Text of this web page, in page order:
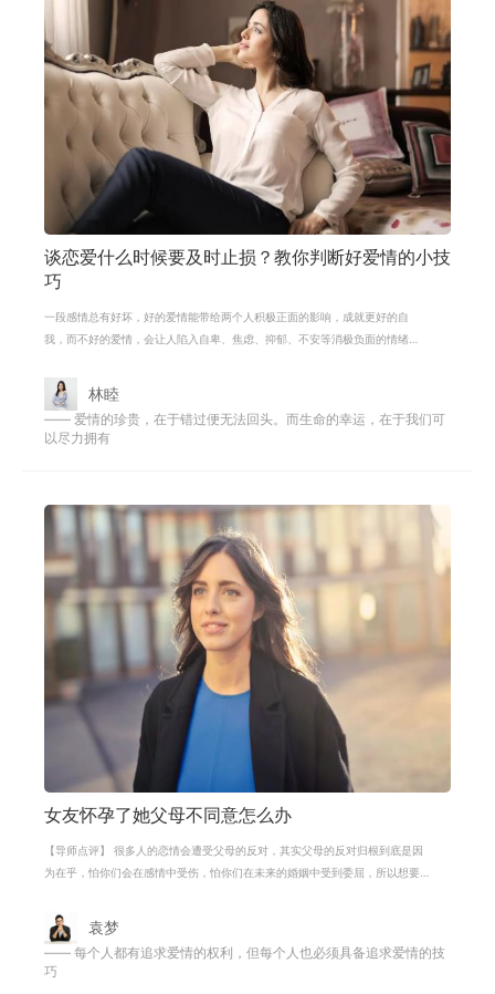
谈恋爱什么时候要及时止损？教你判断好爱情的小技
巧
一段感情总有好坏，好的爱情能带给两个人积极正面的影响，成就更好的自
我，而不好的爱情，会让人陷入自卑、焦虑、抑郁、不安等消极负面的情绪
林睦
—— 爱情的珍贵，在于错过便无法回头。而生命的幸运，在于我们可
以尽力拥有
女友怀孕了她父母不同意怎么办
【导师点评】 很多人的恋情会遭受父母的反对，其实父母的反对归根到底是因
为在乎，怕你们会在感情中受伤，怕你们在未来的婚姻中受到委屈，所以想要
袁梦
—— 每个人都有追求爱情的权利，但每个人也必须具备追求爱情的技
巧